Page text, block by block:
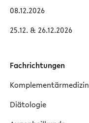
08.12.2026
25.12. & 26.12.2026
Fachrichtungen
Komplementärmedizin
Diätologie